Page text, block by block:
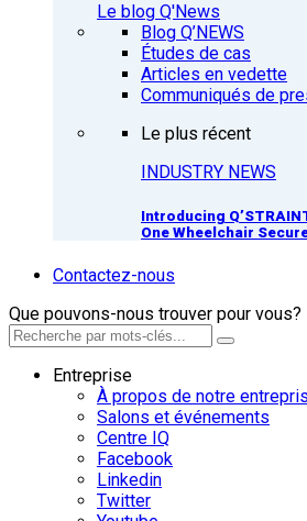
Le blog Q'News
Blog Q’NEWS
Études de cas
Articles en vedette
Communiqués de
Le plus récent
INDUSTRY NEWS
Introducing
One Wheelchair
Contactez-nous
Que pouvons-nous trouver pour vous?
Entreprise
À propos de notre
Salons et événements
Centre IQ
Facebook
Linkedin
Twitter